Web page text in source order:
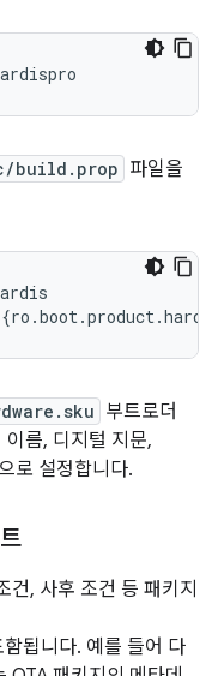
build.prop 파일을
{ro .boot.product.
부트로더
름, 디지털 지문,
로 설정합니다.
건, 사후 조건 등 패키지
함됩니다. 예를 들어 다